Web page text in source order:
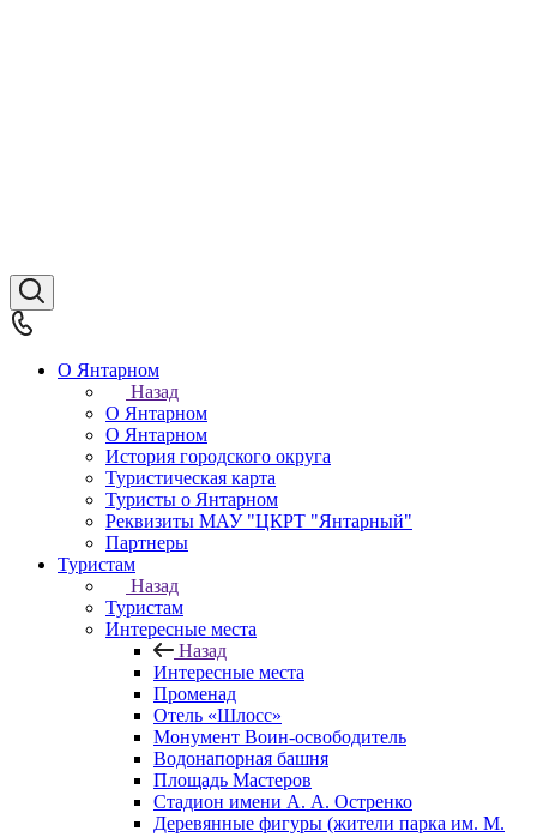
О Янтарном
Назад
О Янтарном
О Янтарном
История городского округа
Туристическая карта
Туристы о Янтарном
Реквизиты МАУ "ЦКРТ "Янтарный"
Партнеры
Туристам
Назад
Туристам
Интересные места
Назад
Интересные места
Променад
Отель «Шлосс»
Монумент Воин-освободитель
Водонапорная башня
Площадь Мастеров
Стадион имени А. А. Остренко
Деревянные фигуры (жители парка им. М.